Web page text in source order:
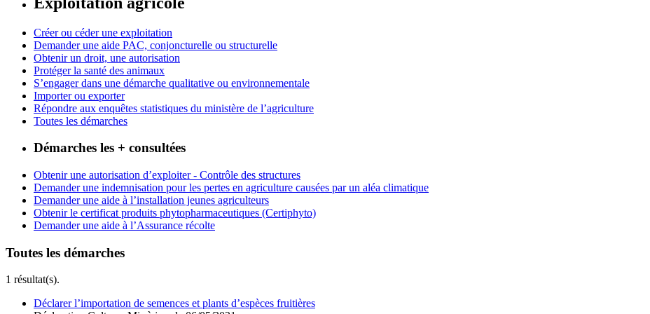
Créer ou céder une exploitation
Demander une aide PAC, conjoncturelle ou structurelle
Obtenir un droit, une autorisation
Protéger la santé des animaux
S’engager dans une démarche qualitative ou environnementale
Importer ou exporter
Répondre aux enquêtes statistiques du ministère de l’agriculture
Toutes les démarches
Démarches les + consultées
Obtenir une autorisation d’exploiter - Contrôle des structures
Demander une indemnisation pour les pertes en agriculture causées par un aléa climatique
Demander une aide à l’installation jeunes agriculteurs
Obtenir le certificat produits phytopharmaceutiques (Certiphyto)
Demander une aide à l’Assurance récolte
Toutes les démarches
1 résultat(s).
Déclarer l’importation de semences et plants d’espèces fruitières